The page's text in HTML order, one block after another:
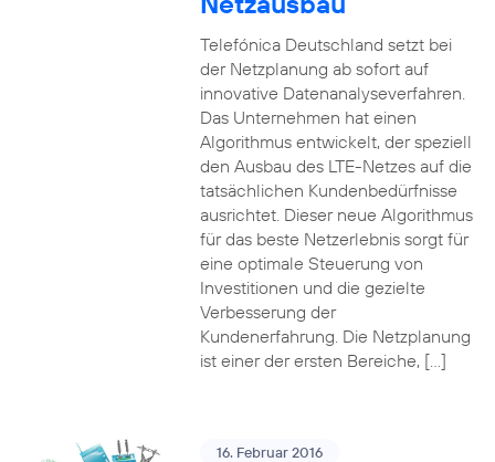
Telefónica Deutschland setzt bei
der Netzplanung ab sofort auf
innovative Datenanalyseverfahren.
Das Unternehmen hat einen
Algorithmus entwickelt, der speziell
den Ausbau des LTE-Netzes auf die
tatsächlichen Kundenbedürfnisse
ausrichtet. Dieser neue Algorithmus
für das beste Netzerlebnis sorgt für
eine optimale Steuerung von
Investitionen und die gezielte
Verbesserung der
Kundenerfahrung. Die Netzplanung
ist einer der ersten Bereiche, […]
16. Februar 2016